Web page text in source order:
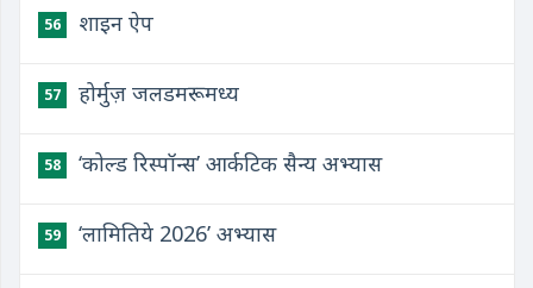
56 शाइन ऐप
57 होर्मुज़ जलडमरूमध्य
58 ‘कोल्ड रिस्पॉन्स’ आर्कटिक सैन्य अभ्यास
59 ‘लामितिये 2026’ अभ्यास